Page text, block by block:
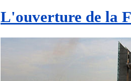
L'ouverture de la